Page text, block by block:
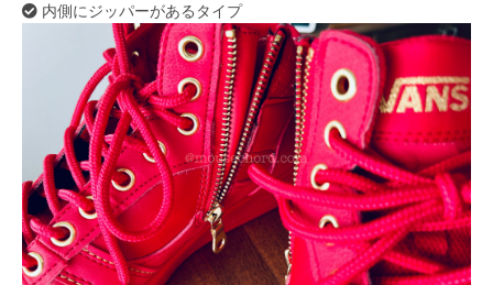
内側にジッパーがあるタイプ